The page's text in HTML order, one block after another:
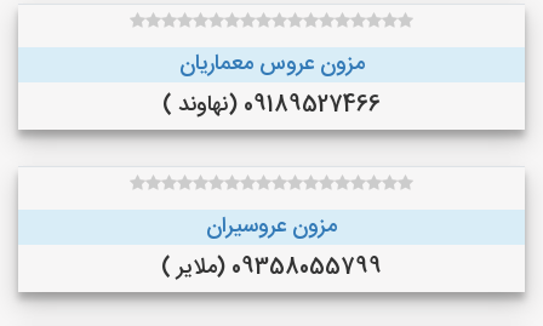
مزون عروس معماریان
09189527466 (نهاوند )
مزون عروسیران
09358055799 (ملایر )